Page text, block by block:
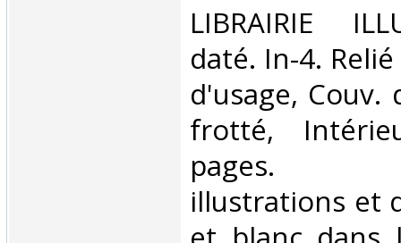
‎LIBRAIRIE
daté. In-4.
d'usage, Couv.
frotté,
pages.
illustrations et